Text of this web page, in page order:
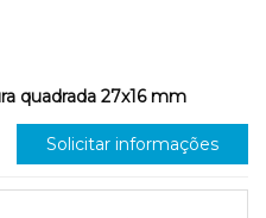
quadrada 27x16 mm
Solicitar informações